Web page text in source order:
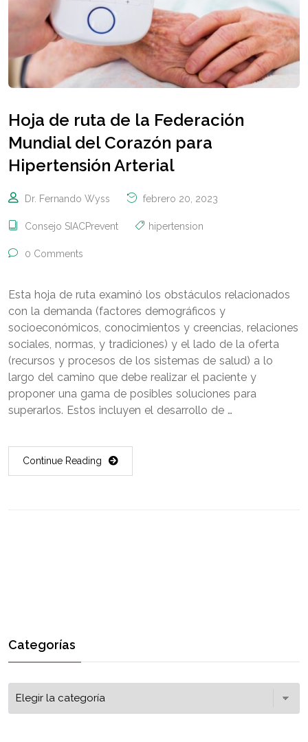
Hoja de ruta de la Federación
Mundial del Corazón para
Hipertensión Arterial
Dr. Fernando Wyss febrero 20, 2023
Consejo SIACPrevent hipertension
0 Comments
Esta hoja de ruta examinó los obstáculos relacionados
con la demanda (factores demográficos y
socioeconómicos, conocimientos y creencias, relaciones
sociales, normas, y tradiciones) y el lado de la oferta
(recursos y procesos de los sistemas de salud) a lo
largo del camino que debe realizar el paciente y
proponer una gama de posibles soluciones para
superarlos. Estos incluyen el desarrollo de …
Continue Reading
Categorías